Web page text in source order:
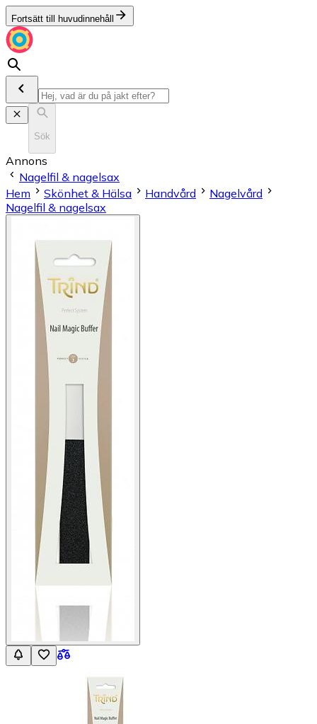
Fortsätt till huvudinnehåll
Sök
Annons
Nagelfil & nagelsax
Hem
Skönhet & Hälsa Handvård
Nagelvård
Nagelfil & nagelsax